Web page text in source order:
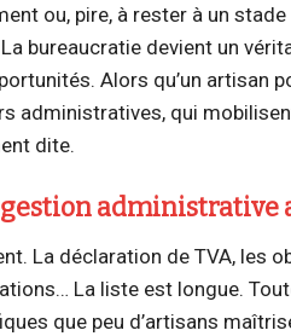
ou, pire, à rester à un
bureaucratie devient un
Alors qu’un artisan
administratives, qui
dite.
administrative
déclaration de TVA, les
La liste est longue.
que peu d’artisans